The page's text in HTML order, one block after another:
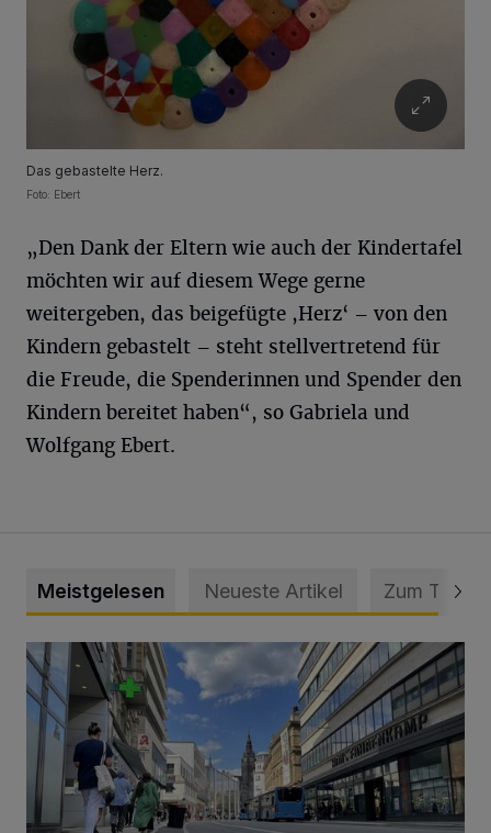
Das gebastelte Herz.
Foto: Ebert
„Den Dank der Eltern wie auch der Kindertafel
möchten wir auf diesem Wege gerne
weitergeben, das beigefügte ,Herz‘ – von den
Kindern gebastelt – steht stellvertretend für
die Freude, die Spenderinnen und Spender den
Kindern bereitet haben“, so Gabriela und
Wolfgang Ebert.
Meistgelesen Neueste Artikel Zum Thema
Ein Unzustand und Skandal